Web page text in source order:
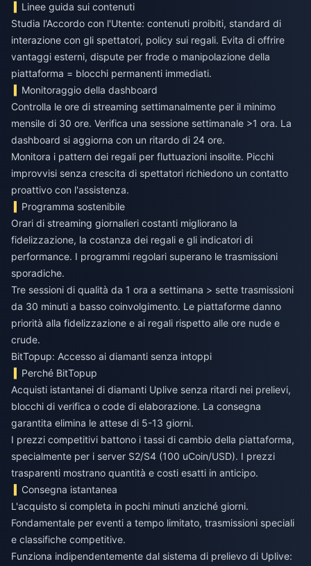
Linee guida sui contenuti
Studia l'Accordo con l'Utente: contenuti proibiti, standard di
interazione con gli spettatori, policy sui regali. Evita di offrire
vantaggi esterni, dispute per frode o manipolazione della
piattaforma = blocchi permanenti immediati.
Monitoraggio della dashboard
Controlla le ore di streaming settimanalmente per il minimo
mensile di 30 ore. Verifica una sessione settimanale >1 ora. La
dashboard si aggiorna con un ritardo di 24 ore.
Monitora i pattern dei regali per fluttuazioni insolite. Picchi
improvvisi senza crescita di spettatori richiedono un contatto
proattivo con l'assistenza.
Programma sostenibile
Orari di streaming giornalieri costanti migliorano la
fidelizzazione, la costanza dei regali e gli indicatori di
performance. I programmi regolari superano le trasmissioni
sporadiche.
Tre sessioni di qualità da 1 ora a settimana > sette trasmissioni
da 30 minuti a basso coinvolgimento. Le piattaforme danno
priorità alla fidelizzazione e ai regali rispetto alle ore nude e
crude.
BitTopup: Accesso ai diamanti senza intoppi
Perché BitTopup
Acquisti istantanei di diamanti Uplive senza ritardi nei prelievi,
blocchi di verifica o code di elaborazione. La consegna
garantita elimina le attese di 5-13 giorni.
I prezzi competitivi battono i tassi di cambio della piattaforma,
specialmente per i server S2/S4 (100 uCoin/USD). I prezzi
trasparenti mostrano quantità e costi esatti in anticipo.
Consegna istantanea
L'acquisto si completa in pochi minuti anziché giorni.
Fondamentale per eventi a tempo limitato, trasmissioni speciali
e classifiche competitive.
Funziona indipendentemente dal sistema di prelievo di Uplive: